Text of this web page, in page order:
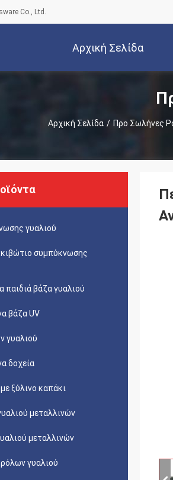
Co., Ltd.
Αρχική Σελίδα
Αρχική Σελίδα / Προ Σωλήνες
γυαλιού
συμπύκνωσης
παιδιά βάζα γυαλιού
βάζα UV
γυαλιού
δοχεία
ξύλινο καπάκι
μεταλλινών
μεταλλινών
γυαλιού